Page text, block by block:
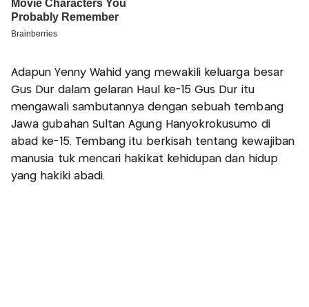
Adapun Yenny Wahid yang mewakili keluarga besar
Gus Dur dalam gelaran Haul ke-15 Gus Dur itu
mengawali sambutannya dengan sebuah tembang
Jawa gubahan Sultan Agung Hanyokrokusumo di
abad ke-15. Tembang itu berkisah tentang kewajiban
manusia tuk mencari hakikat kehidupan dan hidup
yang hakiki abadi.